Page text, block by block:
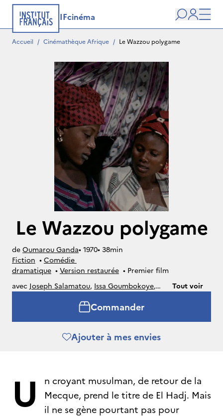
IFcinéma
user
Accueil / Cinémathèque Afrique / Le Wazzou polygame
Le Wazzou polygame
de Oumarou Ganda• 1970• 38min
Fiction • Comédie
dramatique • Version restaurée • Premier film
avec Joseph Salamatou, Issa Goumbokoye,
Tout voir
Commander
Ajouter à mes envies
U
n croyant musulman, de retour de la
Mecque, prend le titre de El Hadj. Mais
il ne se gène pourtant pas pour